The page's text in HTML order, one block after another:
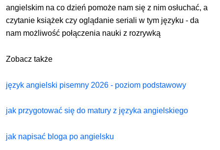
angielskim na co dzień pomoże nam się z nim osłuchać, a
czytanie książek czy oglądanie seriali w tym języku - da
nam możliwość połączenia nauki z rozrywką
Zobacz także
język angielski pisemny 2026 - poziom podstawowy
jak przygotować się do matury z języka angielskiego
jak napisać bloga po angielsku